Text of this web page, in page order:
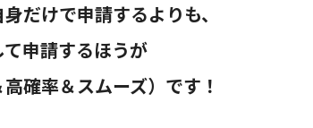
だけで申請するよりも、
申請するほうが
確率＆スムーズ）です！